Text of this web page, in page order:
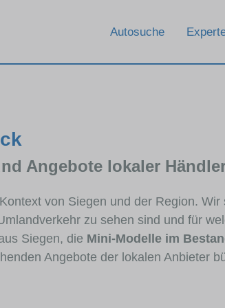
Autosuche
Angebote lokaler
von Siegen und der Region.
zu sehen sind und für
Siegen, die Mini-Modelle im
Angebote der lokalen Anbieter